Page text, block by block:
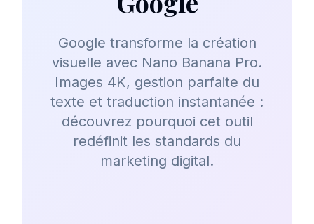
Google transforme la création
visuelle avec Nano Banana Pro.
Images 4K, gestion parfaite du
texte et traduction instantanée :
découvrez pourquoi cet outil
redéfinit les standards du
marketing digital.